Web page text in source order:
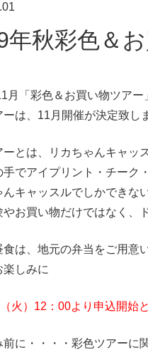
年秋彩色＆
月「彩色＆お買い物ツアー
は、11月開催が決定致し
とは、リカちゃんキャッ
手でアイプリント・チーク
んキャッスルでしかできな
やお買い物だけではなく、
は、地元の弁当をご用意
楽しみに
火）12：00より申込開始
前に・・・・彩色ツアーに